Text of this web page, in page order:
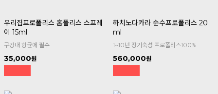
우리집프로폴리스 홈폴리스 스프레
이 15ml
구강내 항균에 필수
35,000
하치노다카라 순수프로폴리스 20
ml
1~10년 장기숙성 프로폴리스100%
560,000